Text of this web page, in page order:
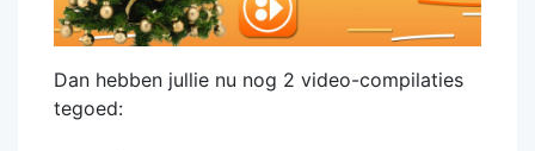
Dan hebben jullie nu nog 2 video-compilaties
tegoed: